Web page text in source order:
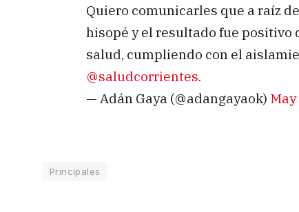
Quiero comunicarles que a raíz
hisopé y el resultado fue positivo
salud, cumpliendo con el
@saludcorrientes.
— Adán Gaya (@adangayaok) May
Principales